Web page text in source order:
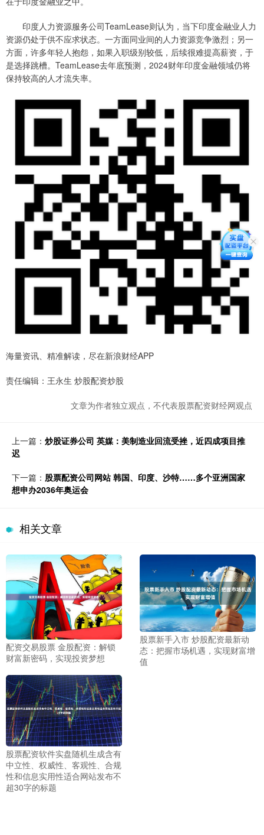
印度人力资源服务公司TeamLease则认为，当下印度金融业人力
资源仍处于供不应求状态。一方面同业间的人力资源竞争激烈；另一
方面，许多年轻人抱怨，如果入职级别较低，后续很难提高薪资，于
是选择跳槽。TeamLease去年底预测，2024财年印度金融领域仍将
保持较高的人才流失率。
海量资讯、精准解读，尽在新浪财经APP
责任编辑：王永生 炒股配资炒股
文章为作者独立观点，不代表股票配资财经网观点
上一篇： 炒股证券公司 英媒：美制造业回流受挫，近四成项目推
迟
下一篇： 股票配资公司网站 韩国、印度、沙特……多个亚洲国家
想申办2036年奥运会
相关文章
配资交易股票 金股配资：解锁
财富新密码，实现投资梦想
股票新手入市 炒股配资最新动
态：把握市场机遇，实现财富增
值
股票配资软件实盘随机生成含有
中立性、权威性、客观性、合规
性和信息实用性适合网站发布不
超30字的标题